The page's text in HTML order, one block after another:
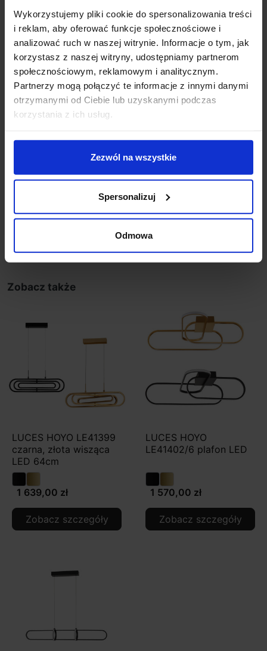
Wykorzystujemy pliki cookie do spersonalizowania treści
i reklam, aby oferować funkcje społecznościowe i
analizować ruch w naszej witrynie. Informacje o tym, jak
korzystasz z naszej witryny, udostępniamy partnerom
społecznościowym, reklamowym i analitycznym.
Partnerzy mogą połączyć te informacje z innymi danymi
otrzymanymi od Ciebie lub uzyskanymi podczas
korzystania z ich usług.
Zezwól na wszystkie
Spersonalizuj
Odmowa
Parametry:
średnica (mm): 520
wysokość (mm): 1200
głębokość (mm): 160
ilość źródeł / rodzaj trzonka: 1 x LED zintegrowany
max moc źródła: 48W
napięcie: 230 V
źródło w zestawie: LED 48W, 3360 lm, 3000K
materiał: aluminium/akryl
Zobacz także
LUCES HOYO LE41399
czarna, złota wisząca
LED 64cm
1 639,00 zł
Zobacz szczegóły
LUCES HOYO
LE41402/6 plafon LED
1 570,00 zł
Zobacz szczegóły